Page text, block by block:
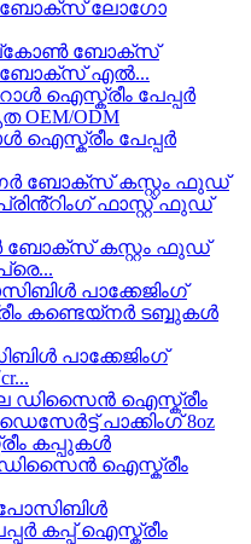
ബോക്സ്
ബോക്സ് എൽ...
ഐസ്ക്രീം പേപ്പർ
ബോക്‌സ് കസ്റ്റം ഫുഡ്
പാക്കേജിംഗ്
ഐസ്ക്രീം